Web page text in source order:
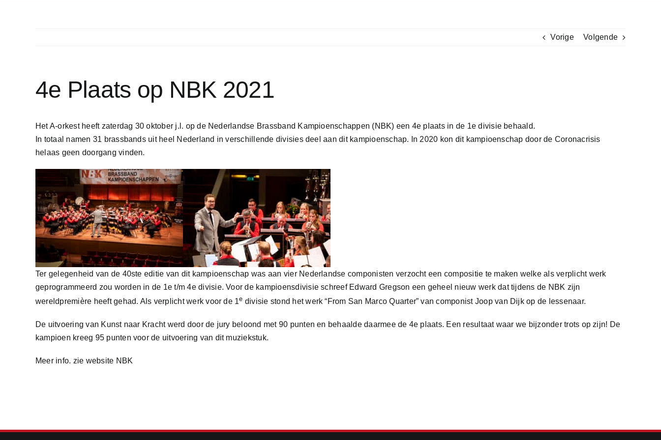
Vorige Volgende
4e Plaats op NBK 2021
Het A-orkest heeft zaterdag 30 oktober j.l. op de Nederlandse Brassband Kampioenschappen (NBK) een 4e plaats in de 1e divisie behaald.
In totaal namen 31 brassbands uit heel Nederland in verschillende divisies deel aan dit kampioenschap. In 2020 kon dit kampioenschap door de Coronacrisis
helaas geen doorgang vinden.
Ter gelegenheid van de 40ste editie van dit kampioenschap was aan vier Nederlandse componisten verzocht een compositie te maken welke als verplicht werk
geprogrammeerd zou worden in de 1e t/m 4e divisie. Voor de kampioensdivisie schreef Edward Gregson een geheel nieuw werk dat tijdens de NBK zijn
wereldpremière heeft gehad. Als verplicht werk voor de 1e divisie stond het werk “From San Marco Quarter” van componist Joop van Dijk op de lessenaar.
De uitvoering van Kunst naar Kracht werd door de jury beloond met 90 punten en behaalde daarmee de 4e plaats. Een resultaat waar we bijzonder trots op zijn! De
kampioen kreeg 95 punten voor de uitvoering van dit muziekstuk.
Meer info. zie website NBK